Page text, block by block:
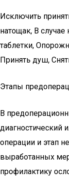
Исключить
натощак, В
таблетки,
Принять душ,
Этапы
В
диагностический
операции и этап
выработанных
профилактику